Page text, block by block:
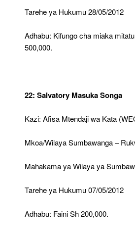
Tarehe ya Hukumu 28/05/2012
Adhabu: Kifungo cha miaka
500,000.
22: Salvatory Masuka Songa
Kazi: Afisa Mtendaji wa Kata
Mkoa/Wilaya Sumbawanga –
Mahakama ya Wilaya ya
Tarehe ya Hukumu 07/05/2012
Adhabu: Faini Sh 200,000.